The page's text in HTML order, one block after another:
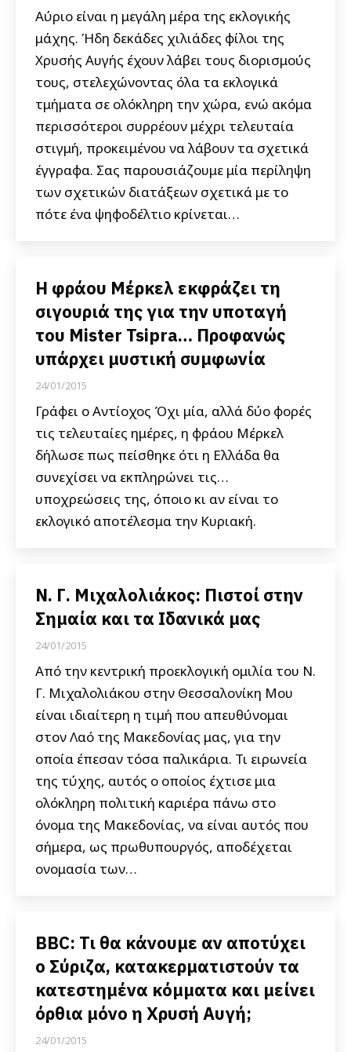
Αύριο είναι η μεγάλη μέρα της εκλογικής
μάχης. Ήδη δεκάδες χιλιάδες φίλοι της
Χρυσής Αυγής έχουν λάβει τους διορισμούς
τους, στελεχώνοντας όλα τα εκλογικά
τμήματα σε ολόκληρη την χώρα, ενώ ακόμα
περισσότεροι συρρέουν μέχρι τελευταία
στιγμή, προκειμένου να λάβουν τα σχετικά
έγγραφα. Σας παρουσιάζουμε μία περίληψη
των σχετικών διατάξεων σχετικά με το
πότε ένα ψηφοδέλτιο κρίνεται…
Η φράου Μέρκελ εκφράζει τη
σιγουριά της για την υποταγή
του Mister Tsipra… Προφανώς
υπάρχει μυστική συμφωνία
24/01/2015
Γράφει ο Αντίοχος Όχι μία, αλλά δύο φορές
τις τελευταίες ημέρες, η φράου Μέρκελ
δήλωσε πως πείσθηκε ότι η Ελλάδα θα
συνεχίσει να εκπληρώνει τις…
υποχρεώσεις της, όποιο κι αν είναι το
εκλογικό αποτέλεσμα την Κυριακή.
N. Γ. Μιχαλολιάκος: Πιστοί στην
Σημαία και τα Ιδανικά μας
24/01/2015
Από την κεντρική προεκλογική ομιλία του Ν.
Γ. Μιχαλολιάκου στην Θεσσαλονίκη Μου
είναι ιδιαίτερη η τιμή που απευθύνομαι
στον Λαό της Μακεδονίας μας, για την
οποία έπεσαν τόσα παλικάρια. Τι ειρωνεία
της τύχης, αυτός ο οποίος έχτισε μια
ολόκληρη πολιτική καριέρα πάνω στο
όνομα της Μακεδονίας, να είναι αυτός που
σήμερα, ως πρωθυπουργός, αποδέχεται
ονομασία των…
BBC: Τι θα κάνουμε αν αποτύχει
ο Σύριζα, κατακερματιστούν τα
κατεστημένα κόμματα και μείνει
όρθια μόνο η Χρυσή Αυγή;
24/01/2015